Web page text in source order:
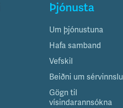
Þjónusta
Um þjónustuna
Hafa samband
Vefskil
Beiðni um sérvinnslu
Gögn til
vísindarannsókna